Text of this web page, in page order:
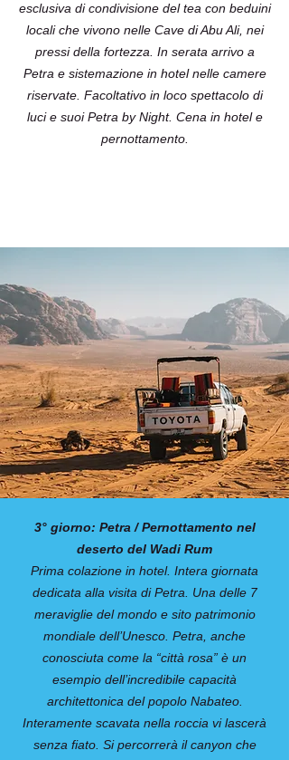
esclusiva di condivisione del tea con beduini
locali che vivono nelle Cave di Abu Ali, nei
pressi della fortezza. In serata arrivo a
Petra e sistemazione in hotel nelle camere
riservate. Facoltativo in loco spettacolo di
luci e suoi Petra by Night. Cena in hotel e
pernottamento.
3° giorno: Petra / Pernottamento nel
deserto del Wadi Rum
Prima colazione in hotel. Intera giornata
dedicata alla visita di Petra. Una delle 7
meraviglie del mondo e sito patrimonio
mondiale dell’Unesco. Petra, anche
conosciuta come la “città rosa” è un
esempio dell’incredibile capacità
architettonica del popolo Nabateo.
Interamente scavata nella roccia vi lascerà
senza fiato. Si percorrerà il canyon che